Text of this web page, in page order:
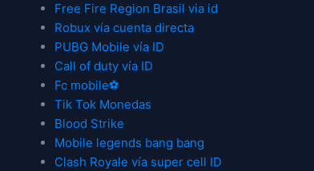
Free Fire Region Brasil via id
Robux vía cuenta directa
PUBG Mobile vía ID
Call of duty vía ID
Fc mobile⚽
Tik Tok Monedas
Blood Strike
Mobile legends bang bang
Clash Royale vía super cell ID